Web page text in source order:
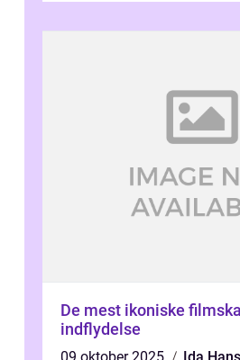
De mest ikoniske
indflydelse